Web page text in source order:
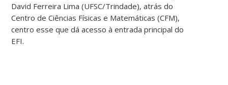
David Ferreira Lima (UFSC/Trindade), atrás do
Centro de Ciências Físicas e Matemáticas (CFM),
centro esse que dá acesso à entrada principal do
EFI.